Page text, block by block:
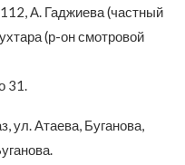
А. Гаджиева (частный
(р-он смотровой
31.
ул. Атаева, Буганова,